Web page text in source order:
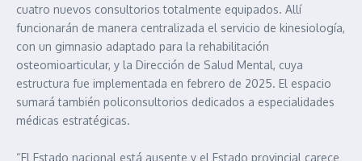
cuatro nuevos consultorios totalmente equipados. Allí
funcionarán de manera centralizada el servicio de kinesiología,
con un gimnasio adaptado para la rehabilitación
osteomioarticular, y la Dirección de Salud Mental, cuya
estructura fue implementada en febrero de 2025. El espacio
sumará también policonsultorios dedicados a especialidades
médicas estratégicas.
“El Estado nacional está ausente y el Estado provincial carece